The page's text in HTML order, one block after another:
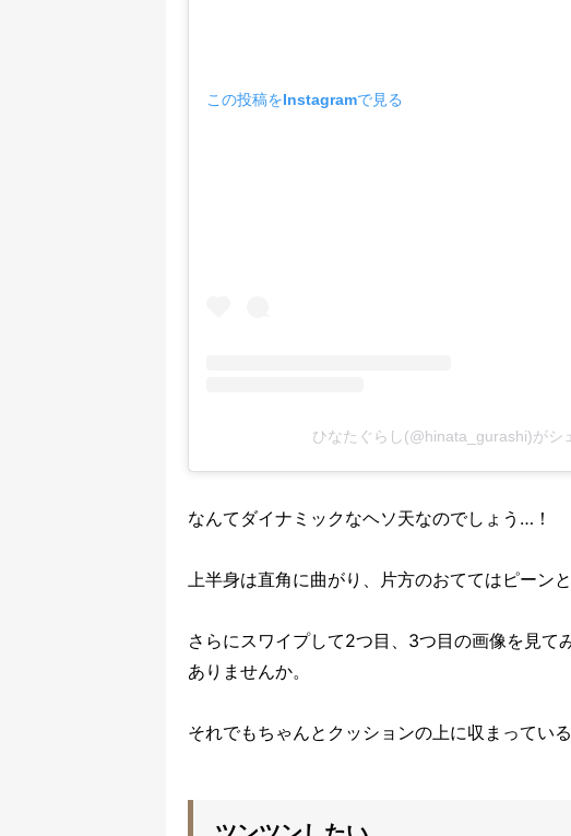
この投稿をInstagramで見る
ひなたぐらし(@hinata_gurashi)がシ
なんてダイナミックなヘソ天なのでしょう…！
上半身は直角に曲がり、片方のおててはピーンと
さらにスワイプして2つ目、3つ目の画像を見て
ありませんか。
それでもちゃんとクッションの上に収まってい